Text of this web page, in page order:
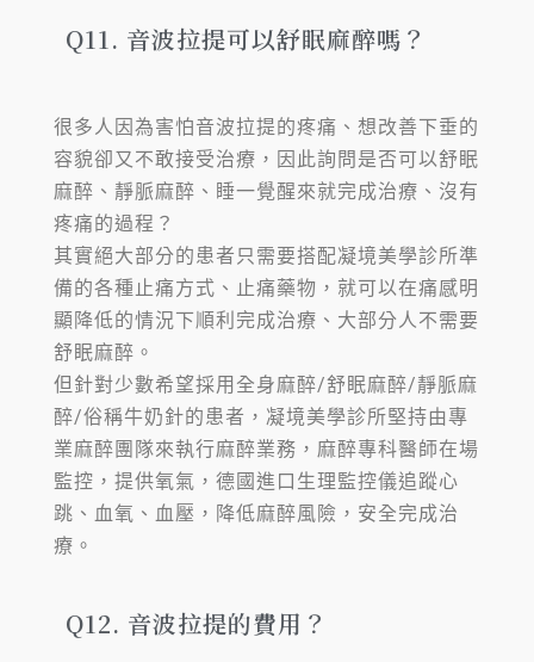
Q11. 音波拉提可以舒眠麻醉嗎？
很多人因為害怕音波拉提的疼痛、想改善下垂的
容貌卻又不敢接受治療，因此詢問是否可以舒眠
麻醉、靜脈麻醉、睡一覺醒來就完成治療、沒有
疼痛的過程？
其實絕大部分的患者只需要搭配凝境美學診所準
備的各種止痛方式、止痛藥物，就可以在痛感明
顯降低的情況下順利完成治療、大部分人不需要
舒眠麻醉。
但針對少數希望採用全身麻醉/舒眠麻醉/靜脈麻
醉/俗稱牛奶針的患者，凝境美學診所堅持由專
業麻醉團隊來執行麻醉業務，麻醉專科醫師在場
監控，提供氧氣，德國進口生理監控儀追蹤心
跳、血氧、血壓，降低麻醉風險，安全完成治
療。
Q12. 音波拉提的費用？